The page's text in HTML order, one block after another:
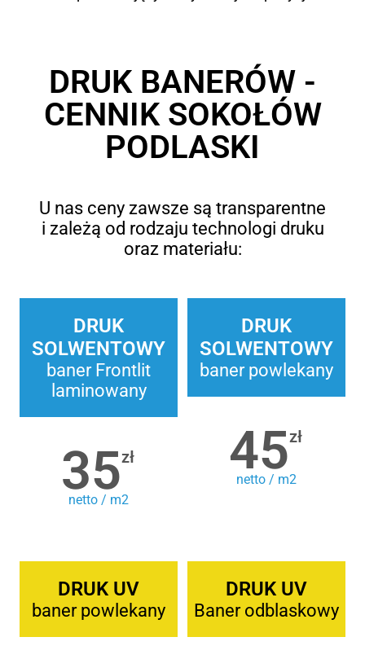
DRUK BANERÓW -
CENNIK SOKOŁÓW
PODLASKI
U nas ceny zawsze są transparentne
i zależą od rodzaju technologi druku
oraz materiału:
DRUK
SOLWENTOWY
baner Frontlit
laminowany
35zł
netto / m2
DRUK
SOLWENTOWY
baner powlekany
45zł
netto / m2
DRUK UV
baner powlekany
DRUK UV
Baner odblaskowy